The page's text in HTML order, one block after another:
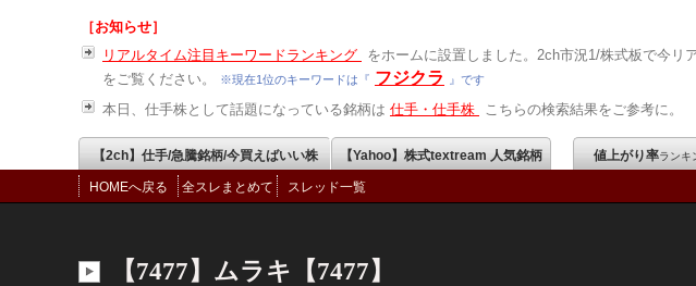
［お知らせ］
リアルタイム注目キーワードランキング
をホームに設置しました。2ch市況1/株式板で今リ
をご覧ください。
※現在1位のキーワードは『 フジクラ 』です
本日、仕手株として話題になっている銘柄は 仕手・仕手株 こちらの検索結果をご参考に。
【2ch】仕手/急騰銘柄/今買えばいい株 【Yahoo】株式textream 人気銘柄 値上がり率ランキ
HOMEへ戻る 全スレまとめて スレッド一覧
【7477】ムラキ【7477】